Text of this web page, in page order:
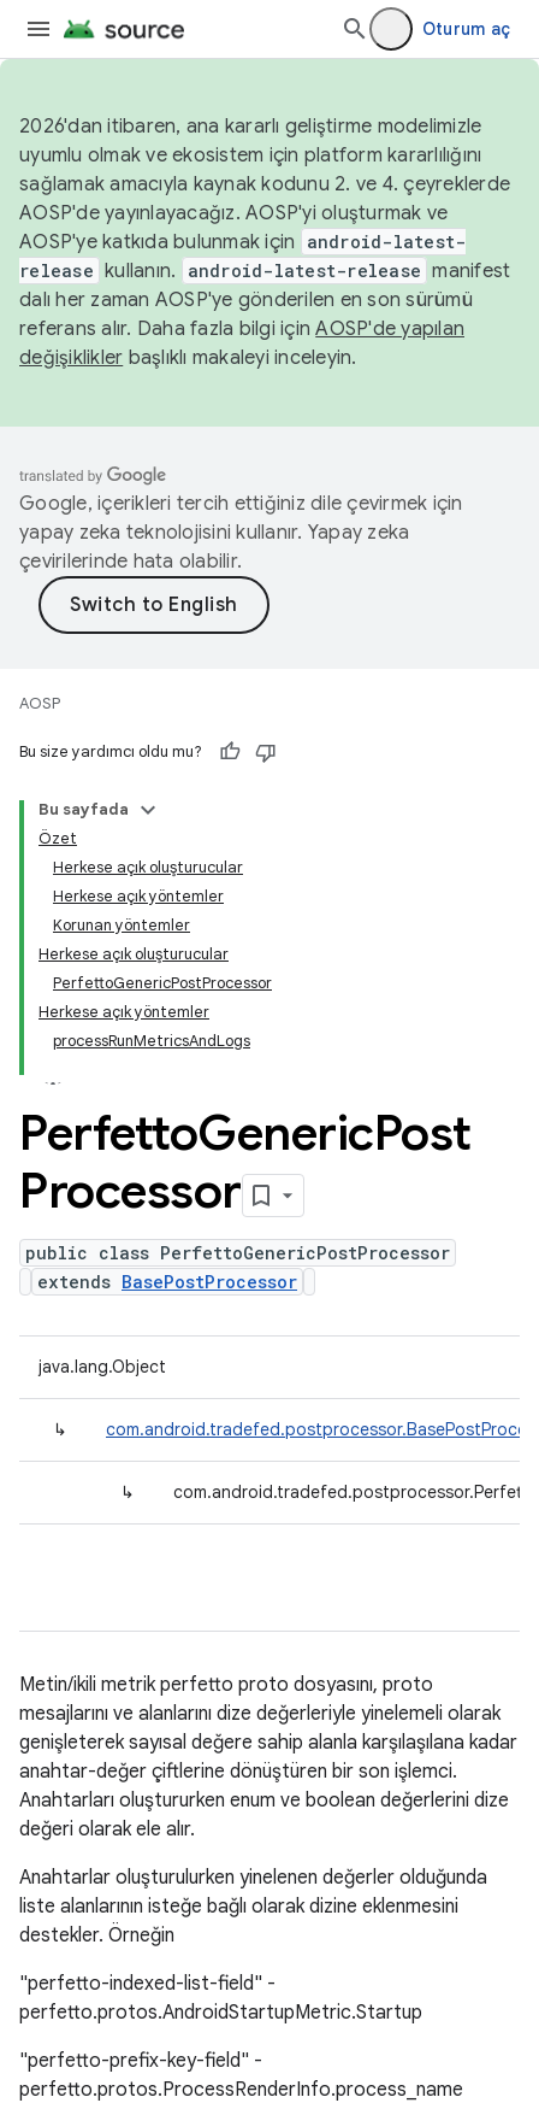
Oturum aç
2026'dan itibaren, ana kararlı geliştirme modelimizle
uyumlu olmak ve ekosistem için platform kararlılığını
sağlamak amacıyla kaynak kodunu 2. ve 4. çeyreklerde
AOSP'de yayınlayacağız. AOSP'yi oluşturmak ve
AOSP'ye katkıda bulunmak için
android-latest-
release kullanın. android-latest-release manifest
dalı her zaman AOSP'ye gönderilen en son sürümü
referans alır. Daha fazla bilgi içinAOSP'de yapılan
değişiklikler başlıklı makaleyi inceleyin.
Google, içerikleri tercih ettiğiniz dile çevirmek için
yapay zeka teknolojisini kullanır. Yapay zeka
çevirilerinde hata olabilir.
AOSP
Bu size yardımcı oldu mu?
Bu sayfada
Özet
Herkese açık oluşturucular
Herkese açık yöntemler
Korunan yöntemler
Herkese açık oluşturucular
PerfettoGenericPostProcessor
Herkese açık yöntemler
processRunMetricsAndLogs
PerfettoGenericPost
Processor
public class PerfettoGenericPostProcessor
extends BasePostProcessor
java.lang.Object
↳
↳
Metin/ikili metrik perfetto proto dosyasını, proto
mesajlarını ve alanlarını dize değerleriyle yinelemeli olarak
genişleterek sayısal değere sahip alanla karşılaşılana kadar
anahtar-değer çiftlerine dönüştüren bir son işlemci.
Anahtarları oluştururken enum ve boolean değerlerini dize
değeri olarak ele alır.
Anahtarlar oluşturulurken yinelenen değerler olduğunda
liste alanlarının isteğe bağlı olarak dizine eklenmesini
destekler. Örneğin
"perfetto-indexed-list-field" -
perfetto.protos.AndroidStartupMetric.Startup
"perfetto-prefix-key-field" -
perfetto.protos.ProcessRenderInfo.process_name